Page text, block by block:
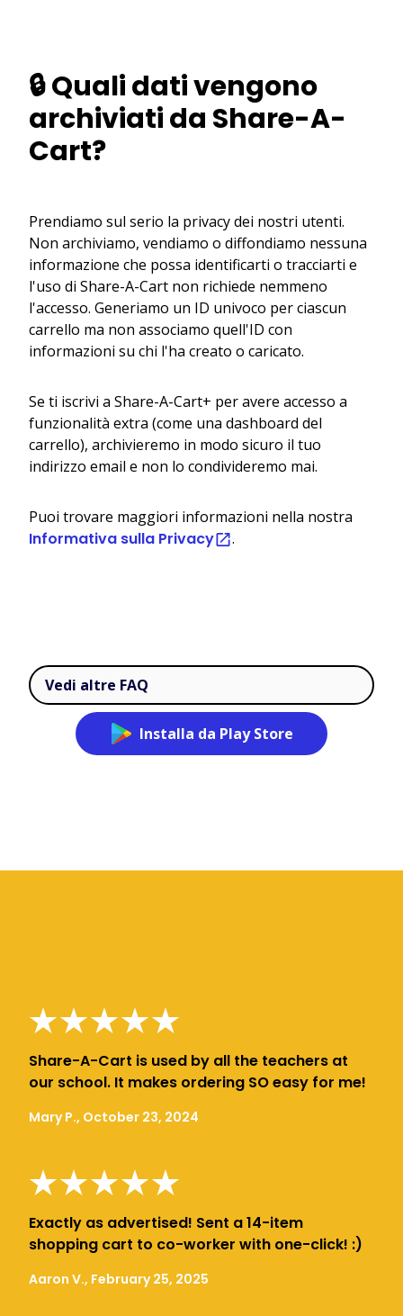
🔒 Quali dati vengono
archiviati da Share-A-
Cart?
Prendiamo sul serio la privacy dei nostri utenti.
Non archiviamo, vendiamo o diffondiamo nessuna
informazione che possa identificarti o tracciarti e
l'uso di Share-A-Cart non richiede nemmeno
l'accesso. Generiamo un ID univoco per ciascun
carrello ma non associamo quell'ID con
informazioni su chi l'ha creato o caricato.
Se ti iscrivi a Share-A-Cart+ per avere accesso a
funzionalità extra (come una dashboard del
carrello), archivieremo in modo sicuro il tuo
indirizzo email e non lo condivideremo mai.
Puoi trovare maggiori informazioni nella nostra
Informativa sulla Privacy .
Vedi altre FAQ
Installa da Play Store
Share-A-Cart is used by all the teachers at
our school. It makes ordering SO easy for me!
Mary P., October 23, 2024
Exactly as advertised! Sent a 14-item
shopping cart to co-worker with one-click! :)
Aaron V., February 25, 2025